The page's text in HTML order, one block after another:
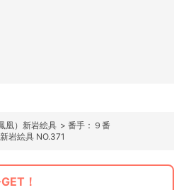
凰）新岩絵具 > 番手：９番
岩絵具 NO.371
！